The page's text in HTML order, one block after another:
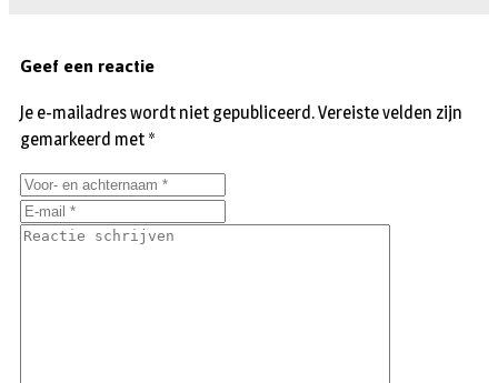
Geef een reactie
Je e-mailadres wordt niet gepubliceerd.Vereiste velden zijn
gemarkeerd met *